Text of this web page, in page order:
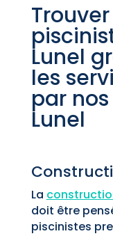
Lunel
les
par
Lunel
La
doit être
piscinistes